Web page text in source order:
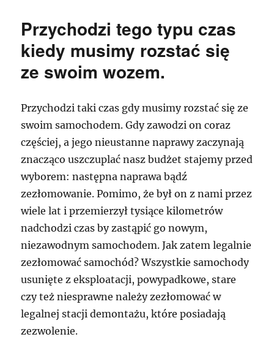
Przychodzi tego typu czas
kiedy musimy rozstać się
ze swoim wozem.
Przychodzi taki czas gdy musimy rozstać się ze
swoim samochodem. Gdy zawodzi on coraz
częściej, a jego nieustanne naprawy zaczynają
znacząco uszczuplać nasz budżet stajemy przed
wyborem: następna naprawa bądź
zezłomowanie. Pomimo, że był on z nami przez
wiele lat i przemierzył tysiące kilometrów
nadchodzi czas by zastąpić go nowym,
niezawodnym samochodem. Jak zatem legalnie
zezłomować samochód? Wszystkie samochody
usunięte z eksploatacji, powypadkowe, stare
czy też niesprawne należy zezłomować w
legalnej stacji demontażu, które posiadają
zezwolenie.